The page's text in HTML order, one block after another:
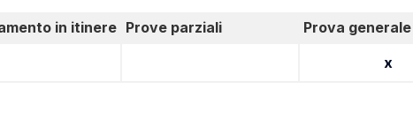
in itinere Prove parziali
Prova generale
x